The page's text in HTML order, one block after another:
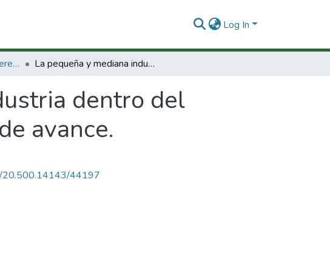
Log In
Libros Minciencias - Referenciales La pequeña y mediana industria dentro del proceso de industrialización : informe de avance.
dentro del
avance.
20.500.14143/44197